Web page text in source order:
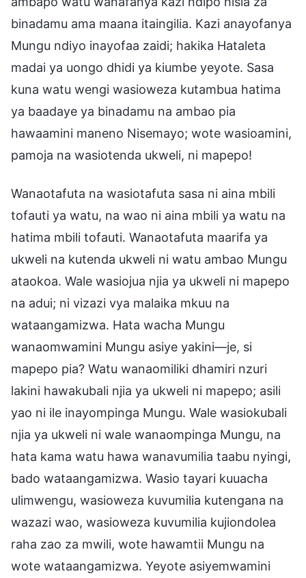
binadamu ama maana itaingilia. Kazi anayofanya
Mungu ndiyo inayofaa zaidi; hakika Hataleta
madai ya uongo dhidi ya kiumbe yeyote. Sasa
kuna watu wengi wasioweza kutambua hatima
ya baadaye ya binadamu na ambao pia
hawaamini maneno Nisemayo; wote wasioamini,
pamoja na wasiotenda ukweli, ni mapepo!
Wanaotafuta na wasiotafuta sasa ni aina mbili
tofauti ya watu, na wao ni aina mbili ya watu na
hatima mbili tofauti. Wanaotafuta maarifa ya
ukweli na kutenda ukweli ni watu ambao Mungu
ataokoa. Wale wasiojua njia ya ukweli ni mapepo
na adui; ni vizazi vya malaika mkuu na
wataangamizwa. Hata wacha Mungu
wanaomwamini Mungu asiye yakini—je, si
mapepo pia? Watu wanaomiliki dhamiri nzuri
lakini hawakubali njia ya ukweli ni mapepo; asili
yao ni ile inayompinga Mungu. Wale wasiokubali
njia ya ukweli ni wale wanaompinga Mungu, na
hata kama watu hawa wanavumilia taabu nyingi,
bado wataangamizwa. Wasio tayari kuuacha
ulimwengu, wasioweza kuvumilia kutengana na
wazazi wao, wasioweza kuvumilia kujiondolea
raha zao za mwili, wote hawamtii Mungu na
wote wataangamizwa. Yeyote asiyemwamini